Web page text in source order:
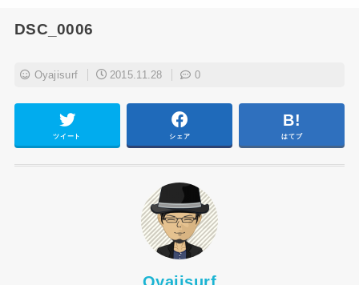
DSC_0006
Oyajisurf 2015.11.28 0
ツイート シェア はてブ